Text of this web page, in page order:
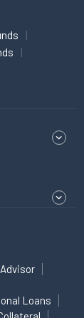
Loans